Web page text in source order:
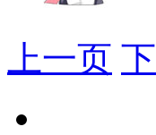
上一页